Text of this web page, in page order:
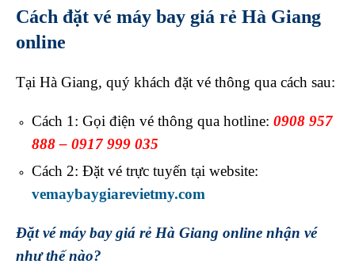
Cách đặt vé máy bay giá rẻ Hà Giang
online
Tại Hà Giang, quý khách đặt vé thông qua cách sau:
Cách 1: Gọi điện vé thông qua hotline: 0908 957
888 – 0917 999 035
Cách 2: Đặt vé trực tuyến tại website:
vemaybaygiarevietmy.com
Đặt vé máy bay giá rẻ Hà Giang online nhận vé
như thế nào?